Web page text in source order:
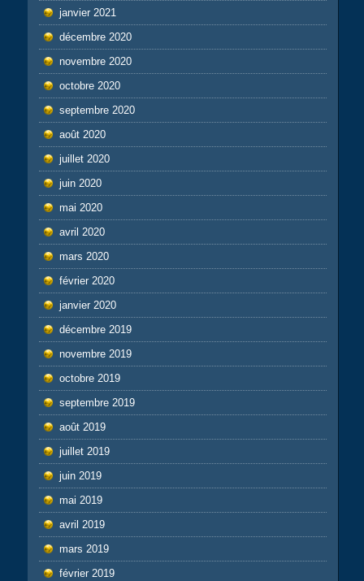
janvier 2021
décembre 2020
novembre 2020
octobre 2020
septembre 2020
août 2020
juillet 2020
juin 2020
mai 2020
avril 2020
mars 2020
février 2020
janvier 2020
décembre 2019
novembre 2019
octobre 2019
septembre 2019
août 2019
juillet 2019
juin 2019
mai 2019
avril 2019
mars 2019
février 2019